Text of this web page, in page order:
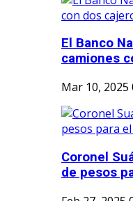
El Banco
camiones
Mar 10, 2025
Coronel
de pesos